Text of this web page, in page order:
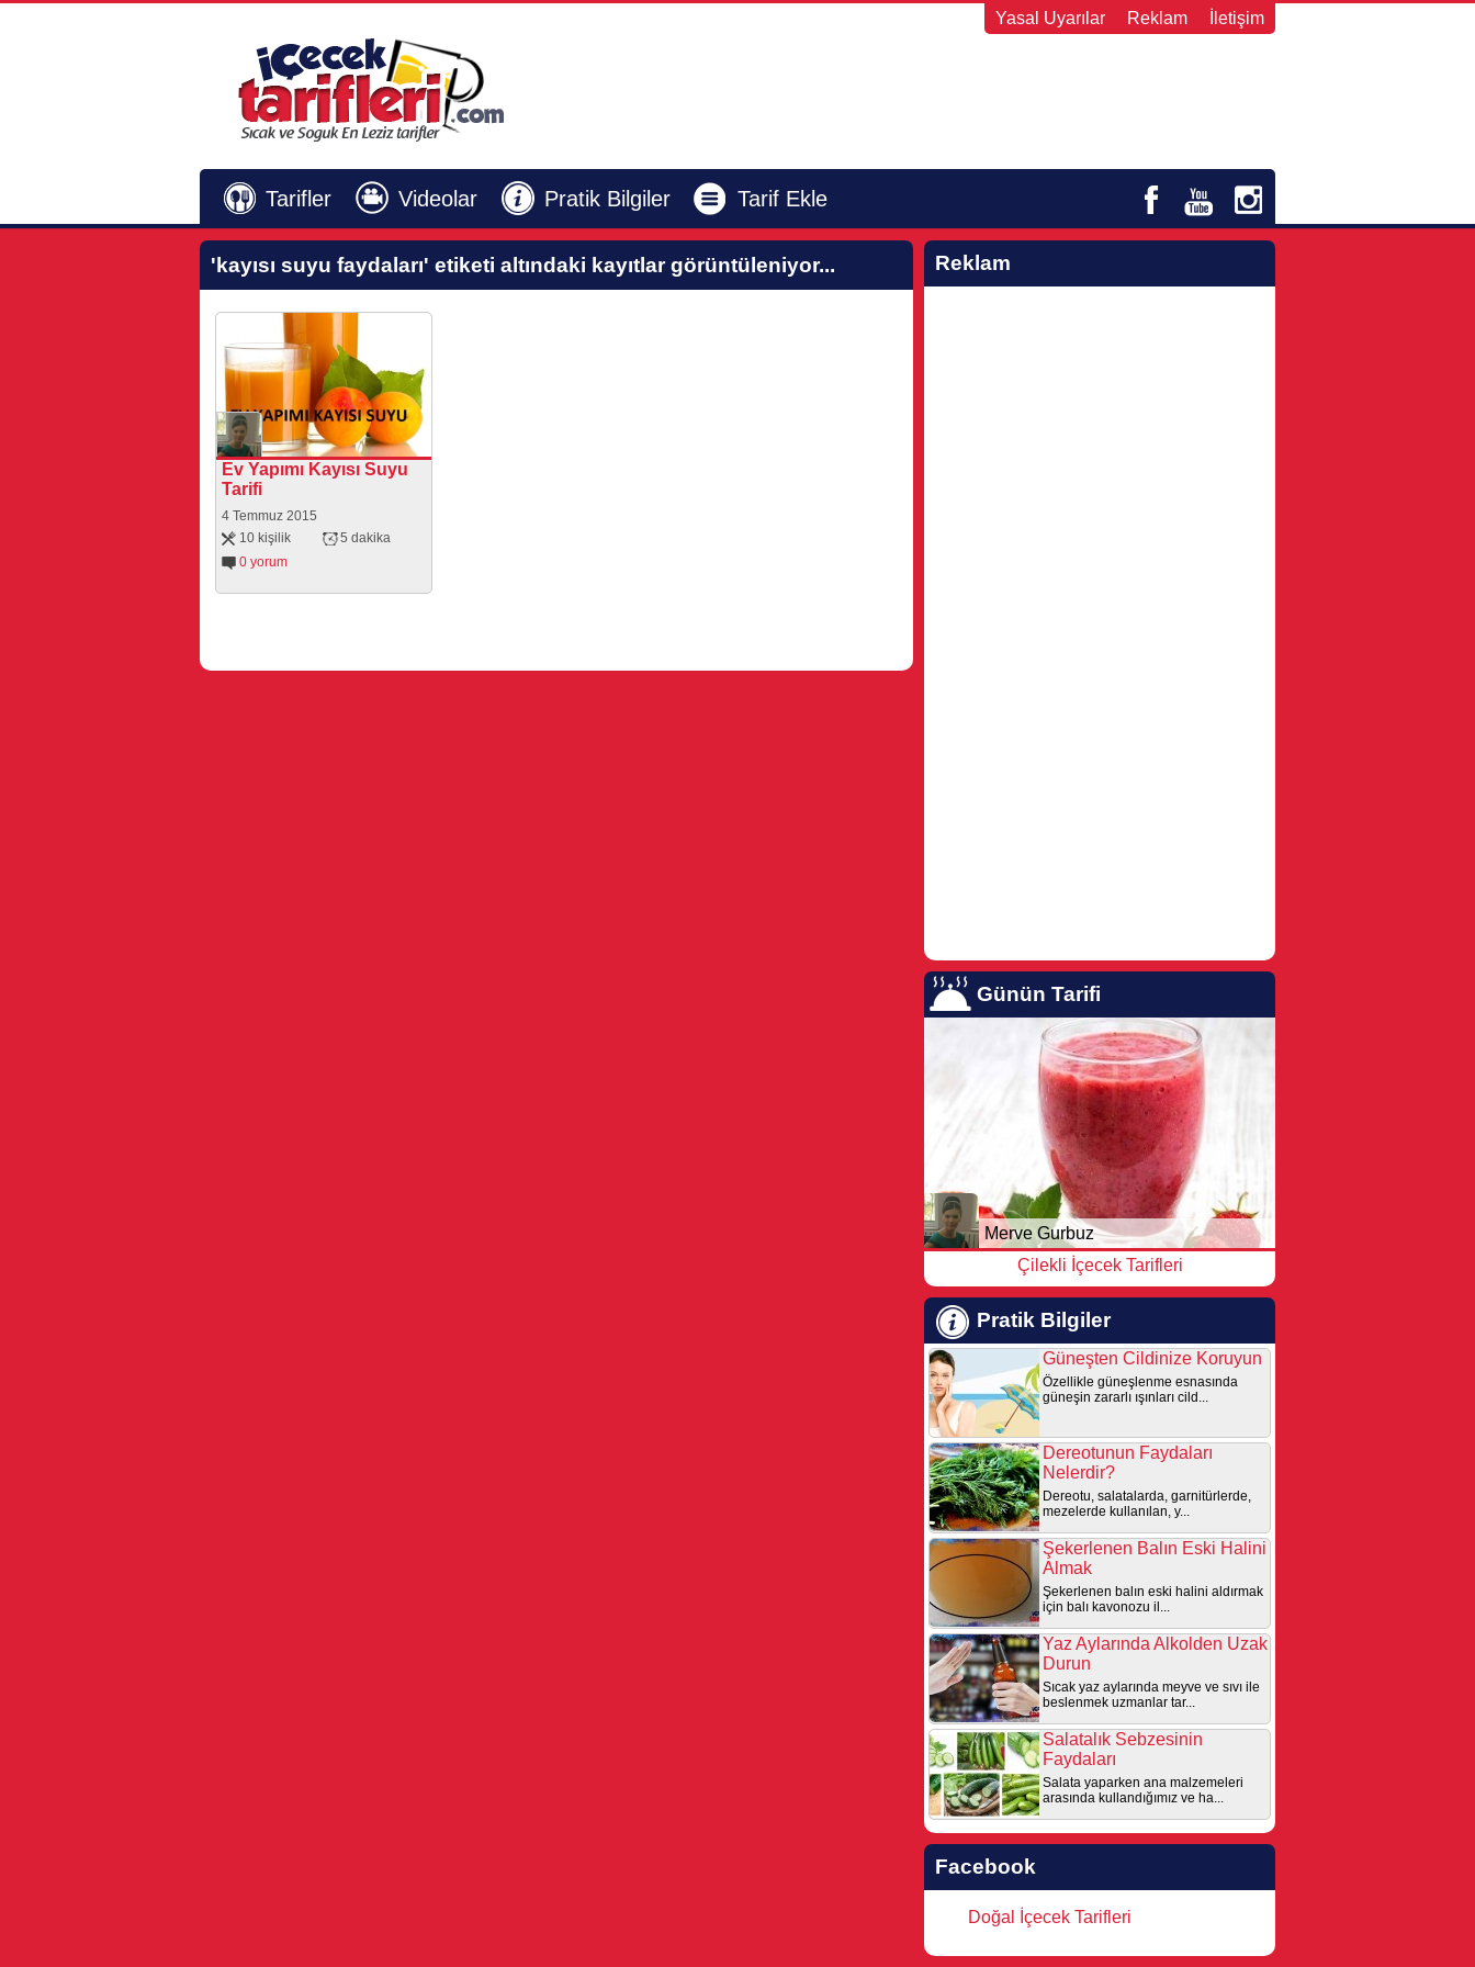
Yasal Uyarılar Reklam İletişim
Tarifler Videolar Pratik Bilgiler Tarif Ekle
'kayısı suyu faydaları' etiketi altındaki kayıtlar görüntüleniyor...
Ev Yapımı Kayısı Suyu
Tarifi
4 Temmuz 2015
10 kişilik
5 dakika
0 yorum
Reklam
Günün Tarifi
Merve Gurbuz
Çilekli İçecek Tarifleri
Pratik Bilgiler
Güneşten Cildinize Koruyun
Özellikle güneşlenme esnasında
güneşin zararlı ışınları cild...
Dereotunun Faydaları
Nelerdir?
Dereotu, salatalarda, garnitürlerde,
mezelerde kullanılan, y...
Şekerlenen Balın Eski Halini
Almak
Şekerlenen balın eski halini aldırmak
için balı kavonozu il...
Yaz Aylarında Alkolden Uzak
Durun
Sıcak yaz aylarında meyve ve sıvı ile
beslenmek uzmanlar tar...
Salatalık Sebzesinin
Faydaları
Salata yaparken ana malzemeleri
arasında kullandığımız ve ha...
Facebook
Doğal İçecek Tarifleri